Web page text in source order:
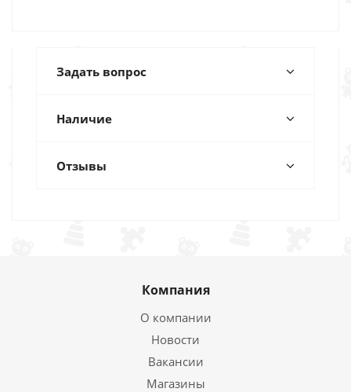
Задать вопрос
Наличие
Отзывы
Компания
О компании
Новости
Вакансии
Магазины